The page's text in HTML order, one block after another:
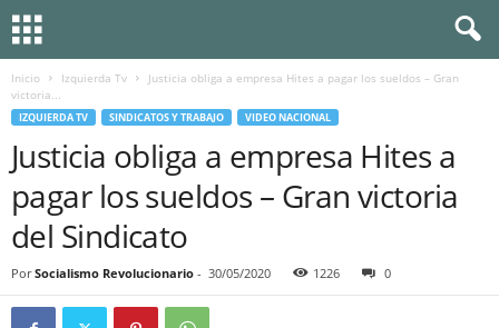
Inicio Izquierda Tv
Justicia obliga a empresa Hites a pagar los sueldos – Gran
victoria...
IZQUIERDA TV SINDICATOS Y TRABAJO VIDEO NACIONAL
Justicia obliga a empresa Hites a
pagar los sueldos – Gran victoria
del Sindicato
Por Socialismo Revolucionario - 30/05/2020 1226 0